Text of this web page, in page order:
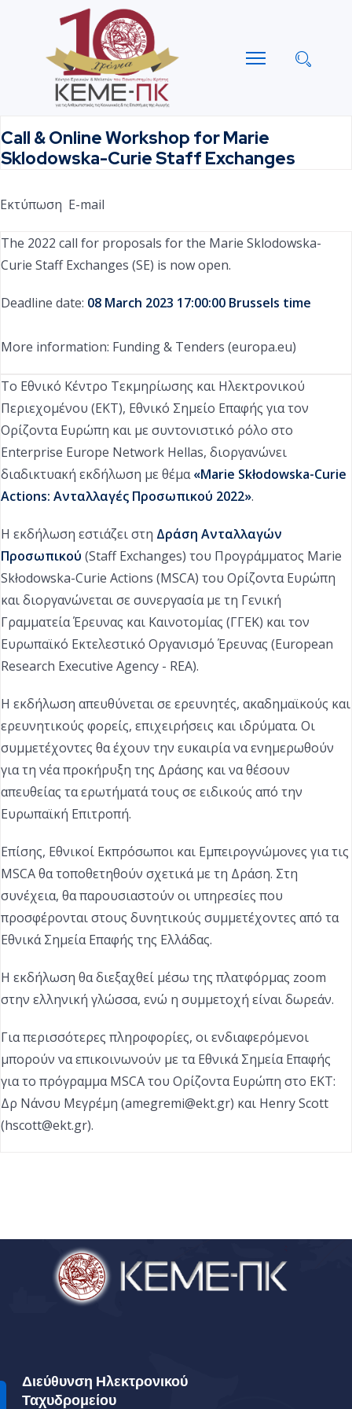
Call & Online Workshop for Marie
Sklodowska-Curie Staff Exchanges
Εκτύπωση E-mail
The 2022 call for proposals for the Marie Sklodowska-
Curie Staff Exchanges (SE) is now open.
Deadline date: 08 March 2023 17:00:00 Brussels time
More information: Funding & Tenders (europa.eu)
Το Εθνικό Κέντρο Τεκμηρίωσης και Ηλεκτρονικού
Περιεχομένου (ΕΚΤ), Εθνικό Σημείο Επαφής για τον
Ορίζοντα Ευρώπη και με συντονιστικό ρόλο στο
Enterprise Europe Network Hellas, διοργανώνει
διαδικτυακή εκδήλωση με θέμα«Marie Skłodowska-Curie
Actions: Ανταλλαγές Προσωπικού 2022».
H εκδήλωση εστιάζει στη Δράση Ανταλλαγών
Προσωπικού (Staff Exchanges) του Προγράμματος Marie
Skłodowska-Curie Actions (MSCA) του Ορίζοντα Ευρώπη
και διοργανώνεται σε συνεργασία με τη Γενική
Γραμματεία Έρευνας και Καινοτομίας (ΓΓΕΚ) και τον
Ευρωπαϊκό Εκτελεστικό Οργανισμό Έρευνας (European
Research Executive Agency - REA).
Η εκδήλωση απευθύνεται σε ερευνητές, ακαδημαϊκούς και
ερευνητικούς φορείς, επιχειρήσεις και ιδρύματα. Οι
συμμετέχοντες θα έχουν την ευκαιρία να ενημερωθούν
για τη νέα προκήρυξη της Δράσης και να θέσουν
απευθείας τα ερωτήματά τους σε ειδικούς από την
Ευρωπαϊκή Επιτροπή.
Επίσης, Εθνικοί Εκπρόσωποι και Εμπειρογνώμονες για τις
MSCA θα τοποθετηθούν σχετικά με τη Δράση. Στη
συνέχεια, θα παρουσιαστούν οι υπηρεσίες που
προσφέρονται στους δυνητικούς συμμετέχοντες από τα
Εθνικά Σημεία Επαφής της Ελλάδας.
Η εκδήλωση θα διεξαχθεί μέσω της πλατφόρμας zoom
στην ελληνική γλώσσα, ενώ η συμμετοχή είναι δωρεάν.
Για περισσότερες πληροφορίες, οι ενδιαφερόμενοι
μπορούν να επικοινωνούν με τα Εθνικά Σημεία Επαφής
για το πρόγραμμα MSCA του Ορίζοντα Ευρώπη στο ΕΚΤ:
Δρ Νάνσυ Μεγρέμη (amegremi@ekt.gr) και Henry Scott
(hscott@ekt.gr).
Διεύθυνση Ηλεκτρονικού
Ταχυδρομείου